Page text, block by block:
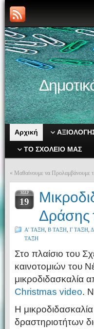
Αρχική
ΤΟ ΣΧΟΛΕΙΟ ΜΑΣ
« Μαθαίνουμε να Προλαμβάνουμε
ΜΑΡ
19
Δράσης
Α' ΤΑΞΗ Β ΤΑΞΗ Γ ΤΑΞΗ
ΤΑΞΗ
Στο πλαίσιο του
καινοτομιών του
μικροδιδασκαλία
Christmas video.
Η
δραστηριοτήτων